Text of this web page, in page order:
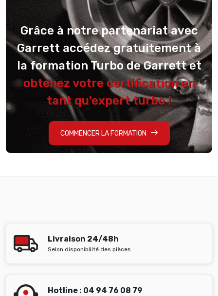
Grâce à notre partenariat avec
Garrett accédez gratuitement à
la formation Turbo de Garrett et
obtenez votre certification en
tant qu'expert turbo !
COMMENCER LA FORMATION
Livraison 24/48h
Selon disponibilité des pièces
Hotline : 04 94 76 08 79